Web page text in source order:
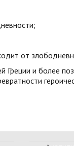
от
Греции и более